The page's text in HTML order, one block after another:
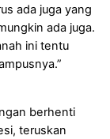
ada juga yang
ada juga.
ini tentu
berhenti
teruskan